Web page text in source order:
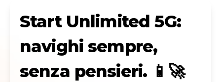
Start Unlimited 5G:
navighi sempre,
senza pensieri. 📱🚀